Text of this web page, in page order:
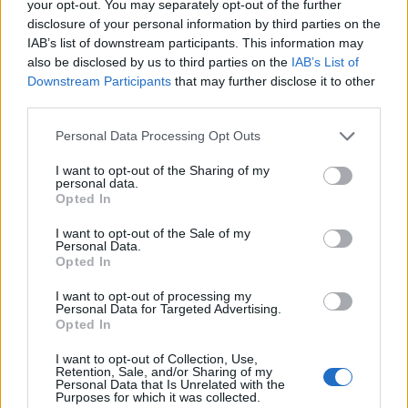
your opt-out. You may separately opt-out of the further
disclosure of your personal information by third parties on the
IAB’s list of downstream participants. This information may
also be disclosed by us to third parties on the IAB’s List of
Downstream Participants that may further disclose it to other
Personal Data Processing Opt Outs
I want to opt-out of the Sharing of my
personal data.
Opted In
I want to opt-out of the Sale of my
Personal Data.
Opted In
I want to opt-out of processing my
Personal Data for Targeted Advertising.
Opted In
I want to opt-out of Collection, Use,
Retention, Sale, and/or Sharing of my
Personal Data that Is Unrelated with the
Purposes for which it was collected.
Dārzeņu un gaļas sautējums ķirbja podiņā. Sezonas aktualitāte
Mājās kaltētas ķirbju sēkliņas